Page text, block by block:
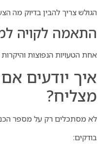
הגולש צריך להבין בדיוק מה
התאמה לקויה
אחת הטעויות הנפוצות והיקרות
איך יודעים
מצליח?
לא מסתכלים רק על מספר
בודקים: